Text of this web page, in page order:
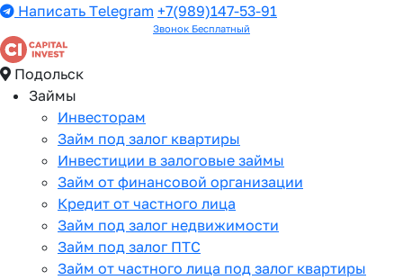
Написать Telegram +7(989)147-53-91
Звонок Бесплатный
Подольск
Займы
Инвесторам
Займ под залог квартиры
Инвестиции в залоговые займы
Займ от финансовой организации
Кредит от частного лица
Займ под залог недвижимости
Займ под залог ПТС
Займ от частного лица под залог квартиры